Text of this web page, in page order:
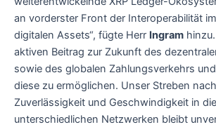
an vorderster Front der Interoperabilität
digitalen Assets“, fügte Herr Ingram
aktiven Beitrag zur Zukunft des
sowie des globalen Zahlungsverkehrs
diese zu ermöglichen. Unser Streben
Zuverlässigkeit und Geschwindigkeit in
unterschiedlichen Netzwerken bleibt